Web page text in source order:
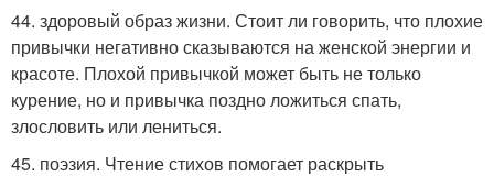
44. здоровый образ жизни. Стоит ли говорить, что плохие
привычки негативно сказываются на женской энергии и
красоте. Плохой привычкой может быть не только
курение, но и привычка поздно ложиться спать,
злословить или лениться.
45. поэзия. Чтение стихов помогает раскрыть